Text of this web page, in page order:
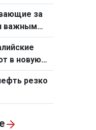
для
за
важным
в новую
резко